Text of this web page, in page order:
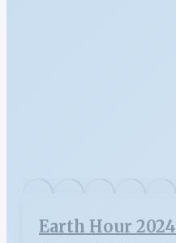
Earth Hour 2024